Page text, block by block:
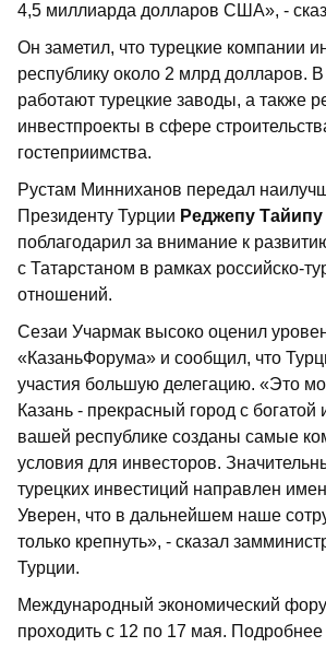
4,5 миллиарда долларов США», -
Он заметил, что турецкие компании
республику около 2 млрд долларов.
работают турецкие заводы, а также
инвестпроекты в сфере
гостеприимства.
Рустам Минниханов передал
Президенту Турции Реджепу
поблагодарил за внимание к
с Татарстаном в рамках российско-
отношений.
Сезаи Учармак высоко оценил
«КазаньФорума» и сообщил, что
участия большую делегацию. «Это
Казань - прекрасный город с богатой
вашей республике созданы самые
условия для инвесторов.
турецких инвестиций направлен
Уверен, что в дальнейшем наше
только крепнуть», - сказал
Турции.
Международный экономический
проходить с 12 по 17 мая.